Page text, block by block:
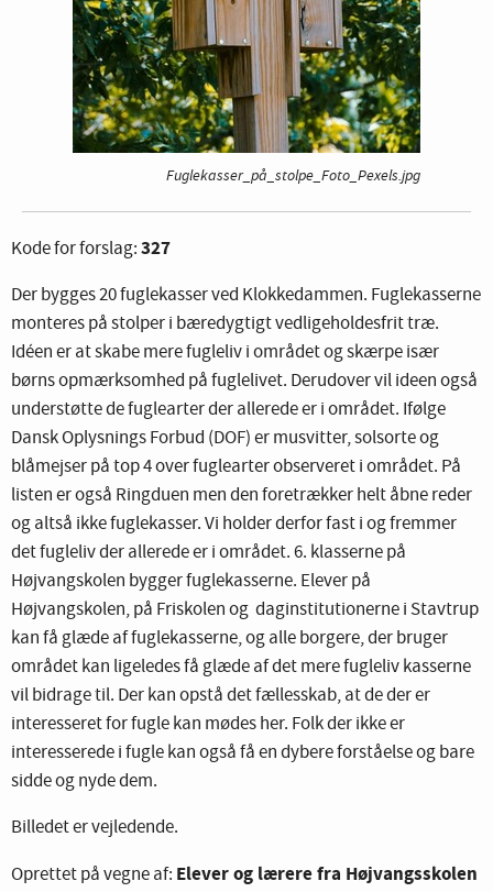
Fuglekasser_på_stolpe_Foto_Pexels.jpg
Kode for forslag:327
Der bygges 20 fuglekasser ved Klokkedammen. Fuglekasserne
monteres på stolper i bæredygtigt vedligeholdesfrit træ.
Idéen er at skabe mere fugleliv i området og skærpe især
børns opmærksomhed på fuglelivet. Derudover vil ideen også
understøtte de fuglearter der allerede er i området. Ifølge
Dansk Oplysnings Forbud (DOF) er musvitter, solsorte og
blåmejser på top 4 over fuglearter observeret i området. På
listen er også Ringduen men den foretrækker helt åbne reder
og altså ikke fuglekasser. Vi holder derfor fast i og fremmer
det fugleliv der allerede er i området. 6. klasserne på
Højvangskolen bygger fuglekasserne. Elever på
Højvangskolen, på Friskolen og daginstitutionerne i Stavtrup
kan få glæde af fuglekasserne, og alle borgere, der bruger
området kan ligeledes få glæde af det mere fugleliv kasserne
vil bidrage til. Der kan opstå det fællesskab, at de der er
interesseret for fugle kan mødes her. Folk der ikke er
interesserede i fugle kan også få en dybere forståelse og bare
sidde og nyde dem.
Billedet er vejledende.
Oprettet på vegne af: Elever og lærere fra Højvangsskolen